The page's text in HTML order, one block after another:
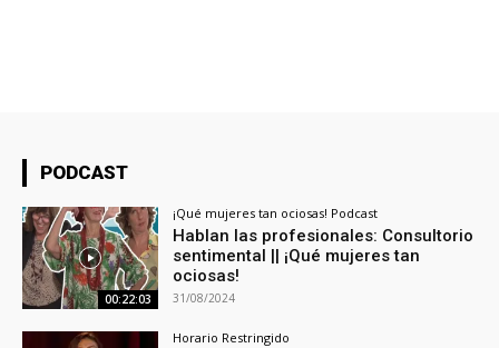
PODCAST
00:22:03
¡Qué mujeres tan ociosas! Podcast
Hablan las profesionales: Consultorio
sentimental || ¡Qué mujeres tan
ociosas!
31/08/2024
Horario Restringido